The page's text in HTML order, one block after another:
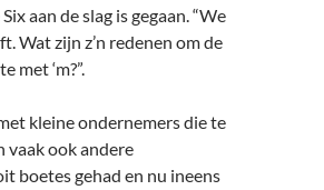
aan de slag is gegaan. “We
Wat zijn z’n redenen om de
met ‘m?”.
kleine ondernemers die te
vaak ook andere
boetes gehad en nu ineens